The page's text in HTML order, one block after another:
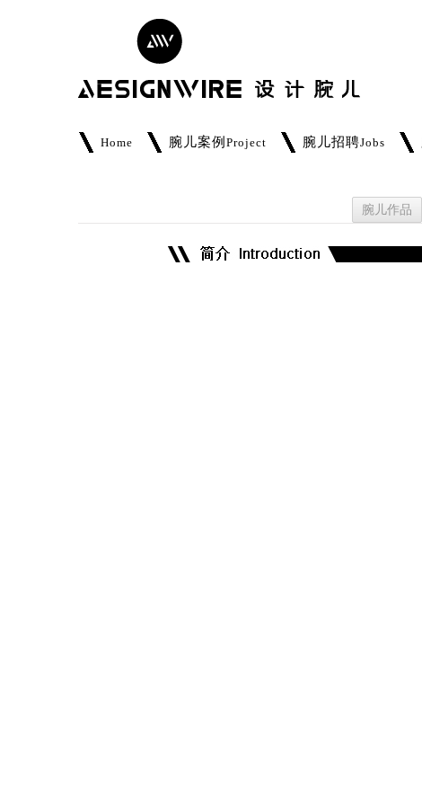
Home 腕儿案例 Project 腕儿招聘Jobs
腕儿作品